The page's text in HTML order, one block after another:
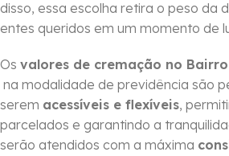
disso, essa escolha retira o peso da
entes queridos em um momento de
Os valores de cremação no Bairro
na modalidade de previdência são
serem acessíveis e flexíveis,
parcelados e garantindo a
serão atendidos com a máxima